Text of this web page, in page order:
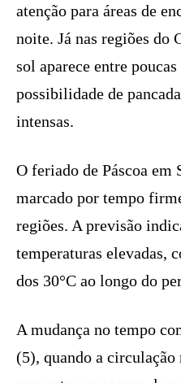
atenção para áreas de
noite. Já nas regiões do
sol aparece entre
possibilidade de
intensas.
O feriado de Páscoa em
marcado por tempo
regiões. A previsão
temperaturas elevadas,
dos 30°C ao longo do
A mudança no tempo
(5), quando a